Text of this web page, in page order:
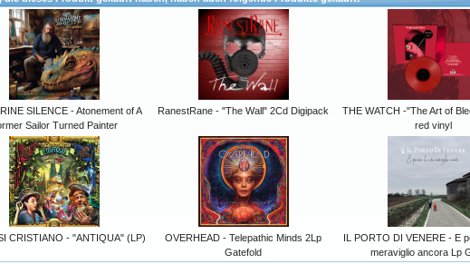
SILENCE - Atonement of A
Sailor Turned Painter
RanestRane - "The Wall" 2Cd Digipack
THE WATCH -"The Art of
red vinyl
CRISTIANO - "ANTIQUA" (LP)
OVERHEAD - Telepathic Minds 2Lp
Gatefold
IL PORTO DI VENERE - E
meraviglio ancora Lp